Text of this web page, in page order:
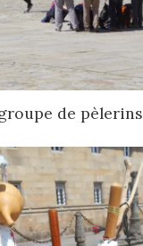
de pèlerins